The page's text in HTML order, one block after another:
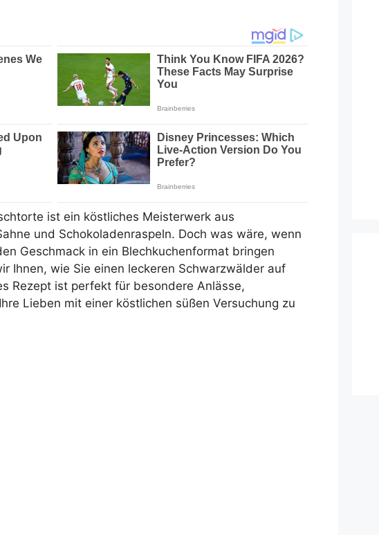
ist ein köstliches Meisterwerk aus
und Schokoladenraspeln. Doch was wäre, wenn
Geschmack in ein Blechkuchenformat bringen
Ihnen, wie Sie einen leckeren Schwarzwälder auf
Rezept ist perfekt für besondere Anlässe,
Lieben mit einer köstlichen süßen Versuchung zu